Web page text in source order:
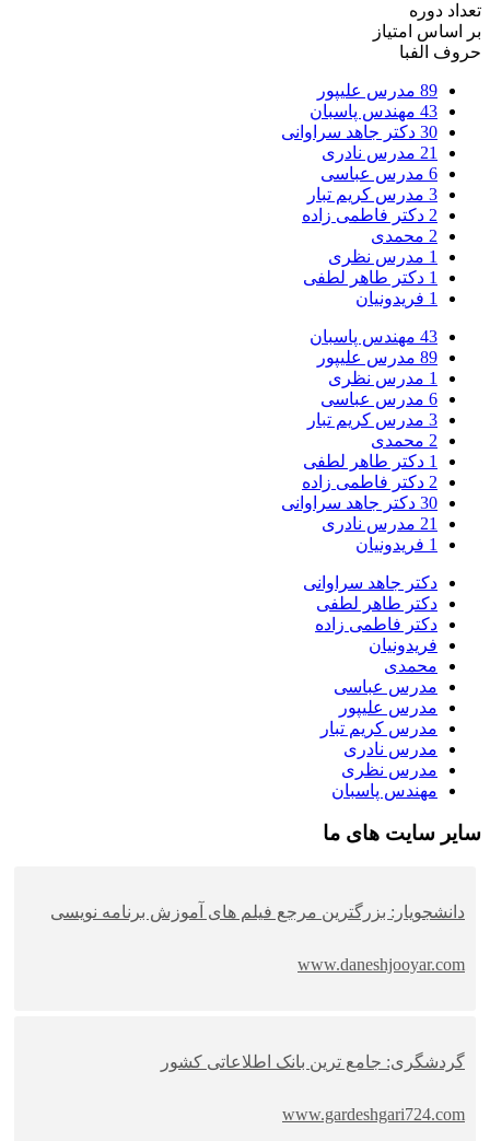
تعداد دوره
بر اساس امتیاز
حروف الفبا
89 مدرس علیپور
43 مهندس پاسبان
30 دکتر جاهد سراوانی
21 مدرس نادری
6 مدرس عباسی
3 مدرس کریم تبار
2 دکتر فاطمی زاده
2 محمدی
1 مدرس نظری
1 دکتر طاهر لطفی
1 فریدونیان
43 مهندس پاسبان
89 مدرس علیپور
1 مدرس نظری
6 مدرس عباسی
3 مدرس کریم تبار
2 محمدی
1 دکتر طاهر لطفی
2 دکتر فاطمی زاده
30 دکتر جاهد سراوانی
21 مدرس نادری
1 فریدونیان
دکتر جاهد سراوانی
دکتر طاهر لطفی
دکتر فاطمی زاده
فریدونیان
محمدی
مدرس عباسی
مدرس علیپور
مدرس کریم تبار
مدرس نادری
مدرس نظری
مهندس پاسبان
سایر سایت های ما
دانشجویار: بزرگترین مرجع فیلم های آموزش برنامه نویسی
www.daneshjooyar.com
گردشگری: جامع ترین بانک اطلاعاتی کشور
www.gardeshgari724.com